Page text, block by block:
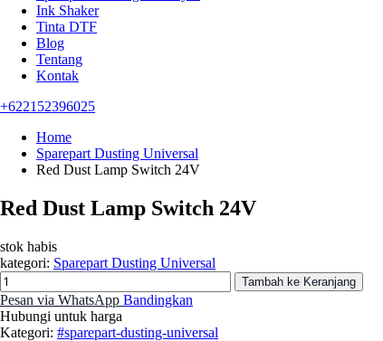
Ink Shaker
Tinta DTF
Blog
Tentang
Kontak
+622152396025
Home
Sparepart Dusting Universal
Red Dust Lamp Switch 24V
Red Dust Lamp Switch 24V
stok habis
kategori: Sparepart Dusting Universal
Tambah ke Keranjang
Pesan via WhatsApp Bandingkan
Hubungi untuk harga
Kategori: #sparepart-dusting-universal